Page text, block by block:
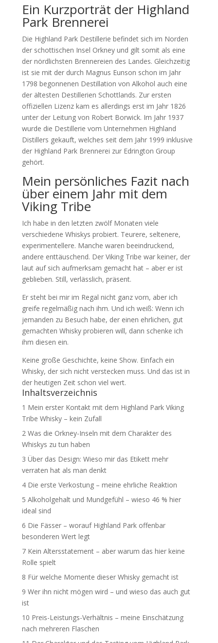
Ein Kurzporträt der Highland
Park Brennerei
Die Highland Park Destillerie befindet sich im Norden
der schottischen Insel Orkney und gilt somit als eine
der nördlichsten Brennereien des Landes. Gleichzeitig
ist sie mit der durch Magnus Eunson schon im Jahr
1798 begonnenen Destillation von Alkohol auch eine
der ältesten Destillerien Schottlands. Zur ersten
offiziellen Lizenz kam es allerdings erst im Jahr 1826
unter der Leitung von Robert Borwick. Im Jahr 1937
wurde die Destillerie vom Unternehmen Highland
Distillers gekauft, welches seit dem Jahr 1999 inklusive
der Highland Park Brennerei zur Edrington Group
gehört.
Mein persönliches Fazit nach
über einem Jahr mit dem
Viking Tribe
Ich habe in den letzten zwölf Monaten viele
verschiedene Whiskys probiert. Teurere, seltenere,
experimentellere. Manche waren beeindruckend,
andere enttäuschend. Der Viking Tribe war keiner, der
laut auf sich aufmerksam gemacht hat – aber er ist
geblieben. Still, verlässlich, präsent.
Er steht bei mir im Regal nicht ganz vorn, aber ich
greife regelmäßig nach ihm. Und ich weiß: Wenn ich
jemanden zu Besuch habe, der einen ehrlichen, gut
gemachten Whisky probieren will, dann schenke ich
ihm diesen ein.
Keine große Geschichte, keine Show. Einfach ein
Whisky, der sich nicht verstecken muss. Und das ist in
der heutigen Zeit schon viel wert.
Inhaltsverzeichnis
1 Mein erster Kontakt mit dem Highland Park Viking
Tribe Whisky – kein Zufall
2Was die Orkney-Inseln mit dem Charakter des
Whiskys zu tun haben
3 Über das Design: Wieso mir das Etikett mehr
verraten hat als man denkt
4Die erste Verkostung – meine ehrliche Reaktion
5 Alkoholgehalt und Mundgefühl – wieso 46 % hier
ideal sind
6 Die Fässer – worauf Highland Park offenbar
besonderen Wert legt
7Kein Altersstatement – aber warum das hier keine
Rolle spielt
8 Für welche Momente dieser Whisky gemacht ist
9 Wer ihn nicht mögen wird – und wieso das auch gut
ist
10 Preis-Leistungs-Verhältnis – meine Einschätzung
nach mehreren Flaschen